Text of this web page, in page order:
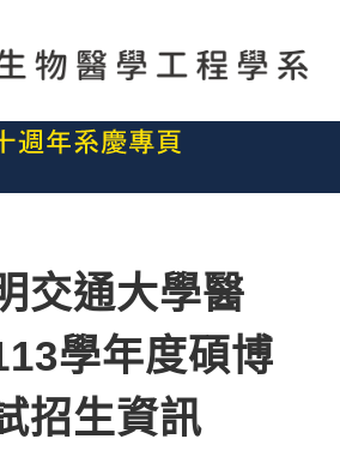
交通大學醫
學年度碩博
招生資訊